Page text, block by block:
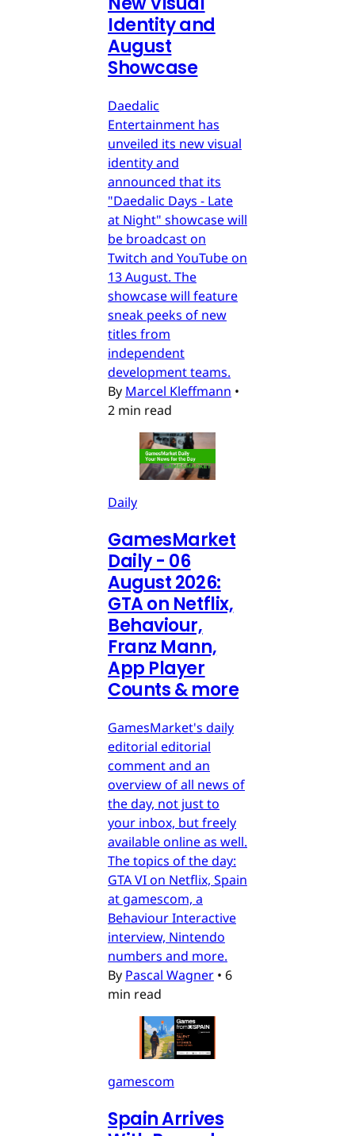
Identity and
August
Showcase
Daedalic
Entertainment has
unveiled its new visual
identity and
announced that its
"Daedalic Days - Late
at Night" showcase will
be broadcast on
Twitch and YouTube on
13 August. The
showcase will feature
sneak peeks of new
titles from
independent
development teams.
By Marcel Kleffmann •
2 min read
Daily
GamesMarket
Daily - 06
August 2026:
GTA on Netflix,
Behaviour,
Franz Mann,
App Player
Counts & more
GamesMarket's daily
editorial editorial
comment and an
overview of all news of
the day, not just to
your inbox, but freely
available online as well.
The topics of the day:
GTA VI on Netflix, Spain
at gamescom, a
Behaviour Interactive
interview, Nintendo
numbers and more.
By Pascal Wagner • 6
min read
gamescom
Spain Arrives